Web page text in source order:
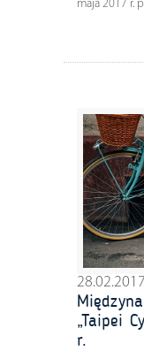
maja 2017 r.
28.02.2017
„Taipei
r.